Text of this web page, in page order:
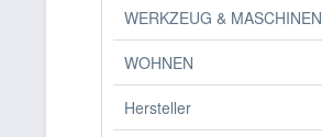
WERKZEUG & MASCHINEN
WOHNEN
Hersteller